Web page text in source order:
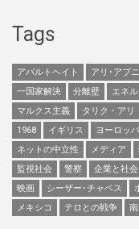
Tags
アパルトヘイト アリ･アブ
一国家解決
分離壁 エネ
マルクス主義
タリク・アリ
1968
イギリス ヨーロッパ
ネットの中立性
メディア
監視社会
警察 企業と社会
映画
シーザー･チャベス
メキシコ
テロとの戦争